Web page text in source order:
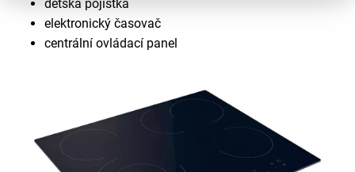
dětská pojistka
elektronický časovač
centrální ovládací panel